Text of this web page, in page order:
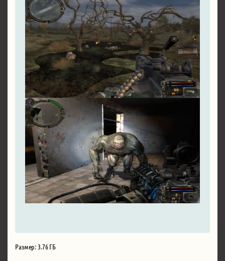
Размер: 3.76 ГБ